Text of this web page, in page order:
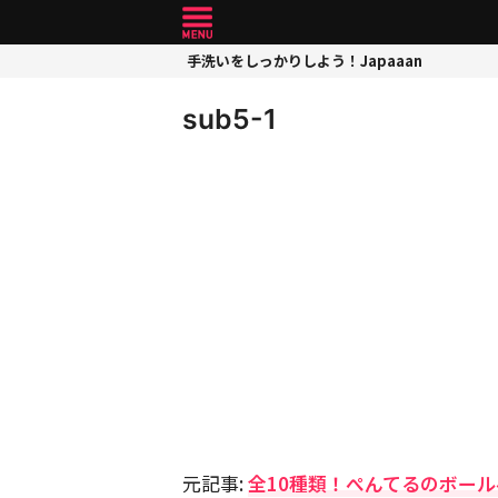
手洗いをしっかりしよう！Japaaan
sub5-1
元記事:全10種類！ぺんてるのボー